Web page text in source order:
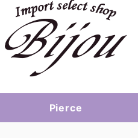
Pierce